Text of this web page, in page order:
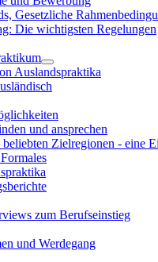
Gesetzliche
Die wichtigsten Regelungen
Auslandspraktika
und ansprechen
Zielregionen - eine
zum Berufseinstieg
und Werdegang